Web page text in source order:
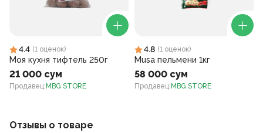
4.4 (1 оценок)
Моя кухня тифтель 250г
21 000 сум
Продавец: MBG STORE
4.8 (1 оценок)
Musa пельмени 1кг
58 000 сум
Продавец: MBG STORE
Отзывы о товаре